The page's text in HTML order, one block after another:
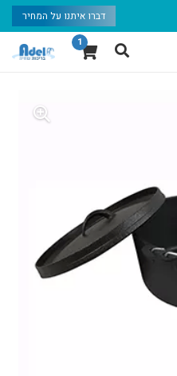
דברו איתנו על המחיר
1